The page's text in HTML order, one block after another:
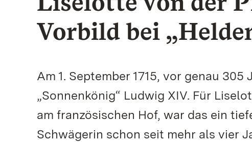
Vorbild bei
Am 1. September 1715, vor genau
„Sonnenkönig“ Ludwig XIV. Für
am französischen Hof, war das ein
Schwägerin schon seit mehr als vier